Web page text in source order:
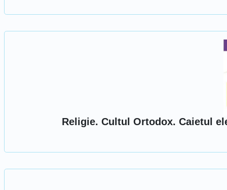
Religie. Cultul Ortodox. Caietul